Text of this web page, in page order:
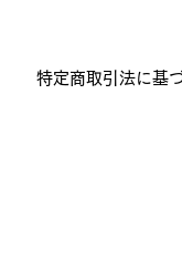
特定商取引法に基